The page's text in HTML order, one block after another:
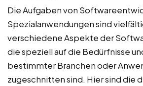
Die Aufgaben von
Spezialanwendungen sind
verschiedene Aspekte der
die speziell auf die Bedürfnisse
bestimmter Branchen oder
zugeschnitten sind. Hier sind die